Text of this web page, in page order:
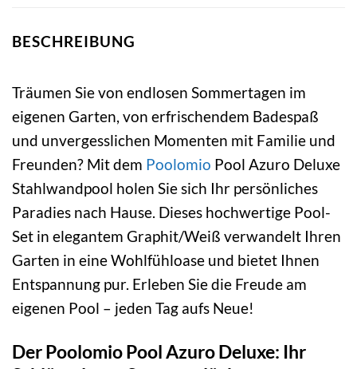
BESCHREIBUNG
Träumen Sie von endlosen Sommertagen im
eigenen Garten, von erfrischendem Badespaß
und unvergesslichen Momenten mit Familie und
Freunden? Mit dem Poolomio Pool Azuro Deluxe
Stahlwandpool holen Sie sich Ihr persönliches
Paradies nach Hause. Dieses hochwertige Pool-
Set in elegantem Graphit/Weiß verwandelt Ihren
Garten in eine Wohlfühloase und bietet Ihnen
Entspannung pur. Erleben Sie die Freude am
eigenen Pool – jeden Tag aufs Neue!
Der Poolomio Pool Azuro Deluxe: Ihr